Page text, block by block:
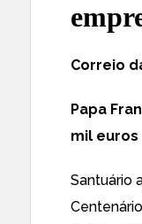
Correio
Papa
mil euros
Santuário